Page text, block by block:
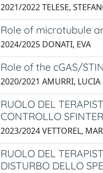
2021/2022 TELESE,
Role of microtubule
2024/2025 DONATI, EVA
Role of the cGAS/
2020/2021 AMURRI, LUCIA
RUOLO DEL
CONTROLLO
2023/2024 VETTOREL,
RUOLO DEL
DISTURBO DELLO